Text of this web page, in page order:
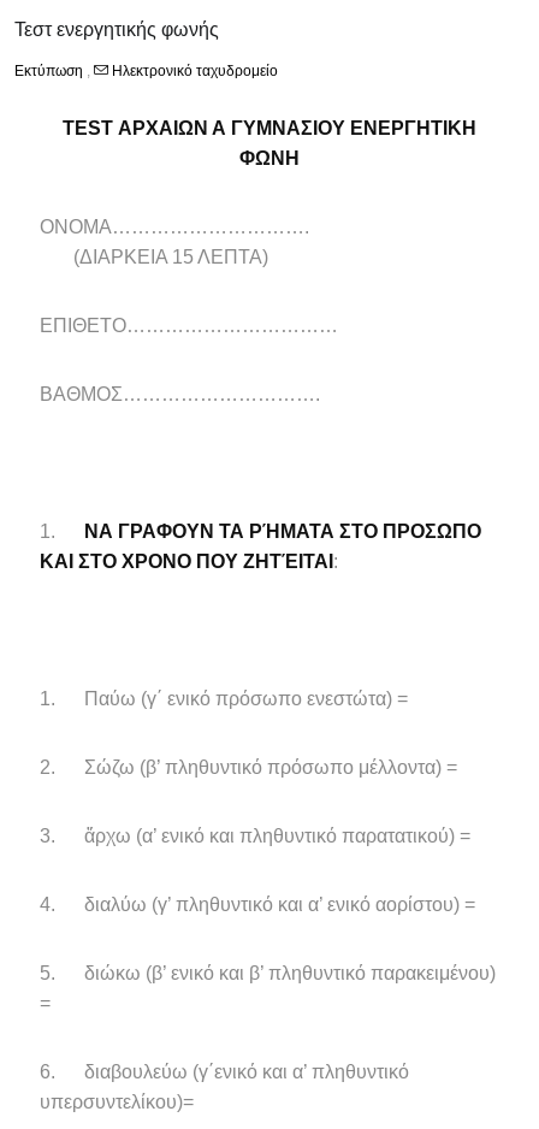
Τεστ ενεργητικής φωνής
Εκτύπωση , Ηλεκτρονικό ταχυδρομείο
TEST ΑΡΧΑΙΩΝ Α ΓΥΜΝΑΣΙΟΥ ΕΝΕΡΓΗΤΙΚΗ
ΦΩΝΗ
ΟΝΟΜΑ………………………….
(ΔΙΑΡΚΕΙΑ 15 ΛΕΠΤΑ)
ΕΠΙΘΕΤΟ……………………………
ΒΑΘΜΟΣ………………………….
1.
ΝΑ ΓΡΑΦΟΥΝ ΤΑ ΡΉΜΑΤΑ ΣΤΟ ΠΡΟΣΩΠΟ
ΚΑΙ ΣΤΟ ΧΡΟΝΟ ΠΟΥ ΖΗΤΈΙΤΑΙ :
1. Παύω (γ΄ ενικό πρόσωπο ενεστώτα) =
2. Σώζω (β’ πληθυντικό πρόσωπο μέλλοντα) =
3. ἄρχω (α’ ενικό και πληθυντικό παρατατικού) =
4. διαλύω (γ’ πληθυντικό και α’ ενικό αορίστου) =
5. διώκω (β’ ενικό και β’ πληθυντικό παρακειμένου)
=
6. διαβουλεύω (γ΄ενικό και α’ πληθυντικό
υπερσυντελίκου)=